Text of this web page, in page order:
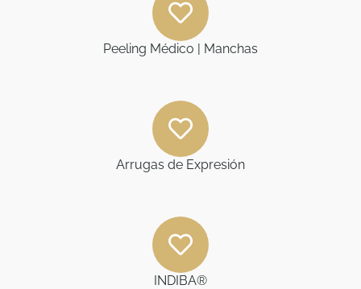
Peeling Médico | Manchas
Arrugas de Expresión
INDIBA®